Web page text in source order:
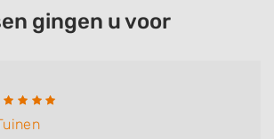
gingen u voor